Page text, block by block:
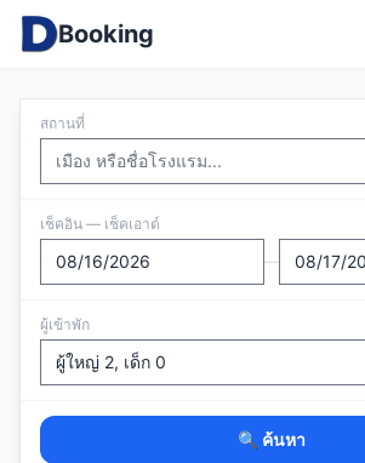
Booking
สถานที่
เช็คอิน — เช็คเอาต์
—
ผู้เข้าพัก
🔍 ค้นหา